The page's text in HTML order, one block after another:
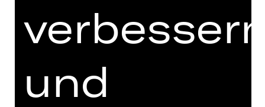
Di, 11.11.2025, 19.00 Uhr
Opernhaus
und